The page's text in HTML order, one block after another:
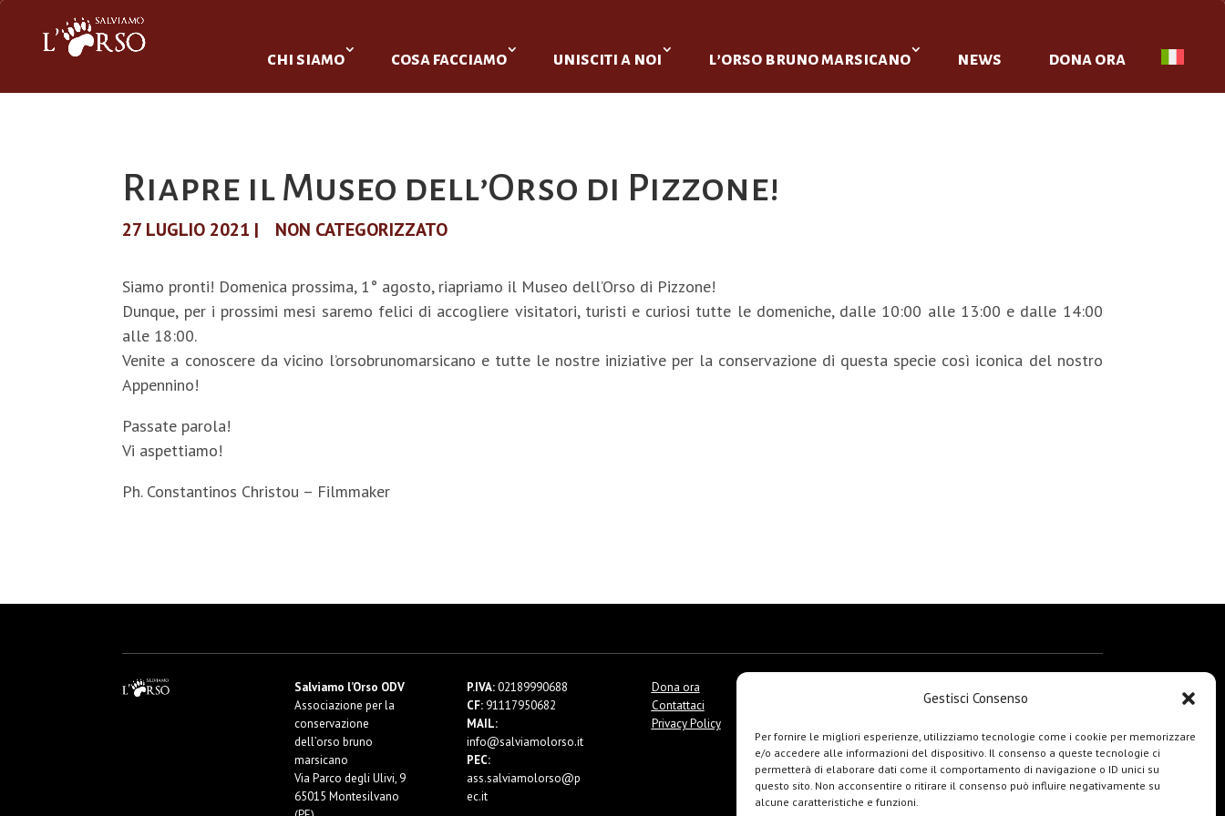
Gestisci Consenso
Per fornire le migliori esperienze, utilizziamo tecnologie come i cookie per memorizzare
e/o accedere alle informazioni del dispositivo. Il consenso a queste tecnologie ci
permetterà di elaborare dati come il comportamento di navigazione o ID unici su
questo sito. Non acconsentire o ritirare il consenso può influire negativamente su
alcune caratteristiche e funzioni.
chi siamo cosa facciamo unisciti a noi l’orso bruno marsicano news dona ora
Riapre il Museo dell’Orso di Pizzone!
27 LUGLIO 2021 | NON CATEGORIZZATO
Siamo pronti! Domenica prossima, 1° agosto, riapriamo il Museo dell’Orso di Pizzone!
Dunque, per i prossimi mesi saremo felici di accogliere visitatori, turisti e curiosi tutte le domeniche, dalle 10:00 alle 13:00 e dalle 14:00
alle 18:00.
Venite a conoscere da vicino l’orsobrunomarsicano e tutte le nostre iniziative per la conservazione di questa specie così iconica del nostro
Appennino!
Passate parola!
Vi aspettiamo!
Ph. Constantinos Christou – Filmmaker
Salviamo l’Orso ODV
Associazione per la
conservazione
dell’orso bruno
marsicano
Via Parco degli Ulivi, 9
65015 Montesilvano
P.IVA:02189990688
CF: 91117950682
MAIL:
info@salviamolorso.it
PEC:
ass.salviamolorso@p
ec.it
Dona ora
Contattaci
Privacy Policy